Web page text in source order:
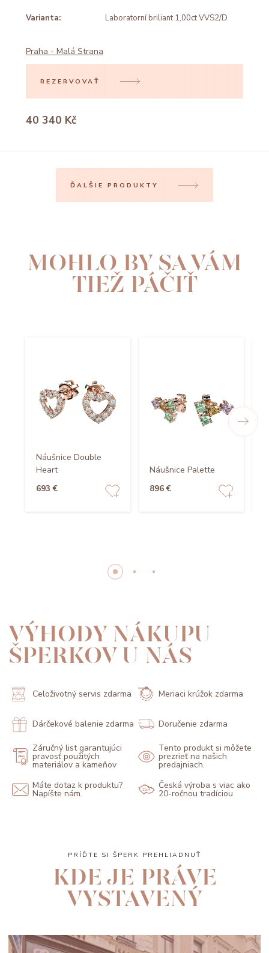
Varianta: Laboratorní briliant 1,00ct VVS2/D
Praha - Malá Strana
REZERVOVAŤ
40 340 Kč
ĎALŠIE PRODUKTY
MOHLO BY SA VÁM
TIEŽ PÁČIŤ
Náušnice Double
Heart
693 €
Náušnice Palette
896 €
VÝHODY NÁKUPU
ŠPERKOV U NÁS
Celoživotný servis zdarma Meriaci krúžok zdarma
Dárčekové balenie zdarma Doručenie zdarma
Záručný list garantujúci
pravosť použitých
materiálov a kameňov
Tento produkt si môžete
prezrieť na našich
predajniach.
Máte dotaz k produktu?
Napíšte nám.
Česká výroba s viac ako
20-ročnou tradíciou
PRÍĎTE SI ŠPERK PREHLIADNUŤ
KDE JE PRÁVE
VYSTAVENÝ